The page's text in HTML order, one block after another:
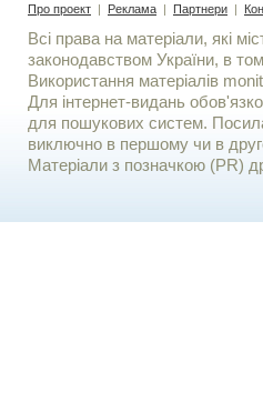
Про проект | Реклама | Партнери |
Всі права на матеріали, які
законодавством України, в
Використання матерiалiв
Для iнтернет-видань
для пошукових систем.
виключно в першому чи в
Матеріали з позначкою (PR)